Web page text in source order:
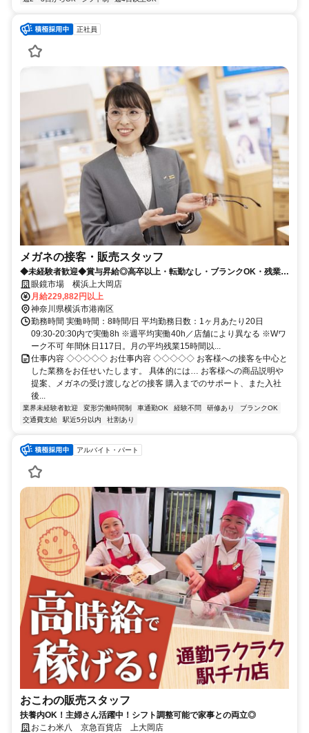
正社員
メガネの接客・販売スタッフ
◆未経験者歓迎◆賞与昇給◎高卒以上・転勤なし・ブランクOK・残業少
なめ・業界No1！
眼鏡市場 横浜上大岡店
月給229,882円以上
神奈川県横浜市港南区
勤務時間 実働時間：8時間/日 平均勤務日数：1ヶ月あたり20日
09:30-20:30内で実働8h ※週平均実働40h／店舗により異なる ※Wワ
ーク不可 年間休日117日。月の平均残業15時間以...
仕事内容 ◇◇◇◇◇ お仕事内容 ◇◇◇◇◇ お客様への接客を中心と
した業務をお任せいたします。 具体的には… お客様への商品説明や
提案、メガネの受け渡しなどの接客 購入までのサポート、また入社
後...
業界未経験者歓迎 変形労働時間制 車通勤OK 経験不問 研修あり
ブランクOK
交通費支給
駅近5分以内 社割あり
アルバイト・パート
おこわの販売スタッフ
扶養内OK！主婦さん活躍中！シフト調整可能で家事との両立◎
おこわ米八 京急百貨店 上大岡店